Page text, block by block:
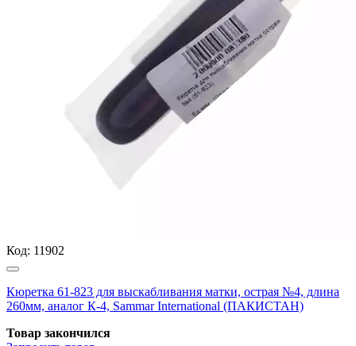
Код: 11902
Кюретка 61-823 для выскабливания матки, острая №4, длина
260мм, аналог К-4, Sammar International (ПАКИСТАН)
Товар закончился